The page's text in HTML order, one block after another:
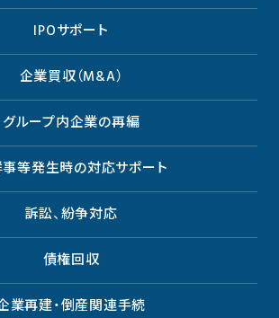
IPOサポート
企業買収（M&A）
グループ内企業の再編
等発生時の対応サポート
訴訟、紛争対応
債権回収
業再建・倒産関連手続